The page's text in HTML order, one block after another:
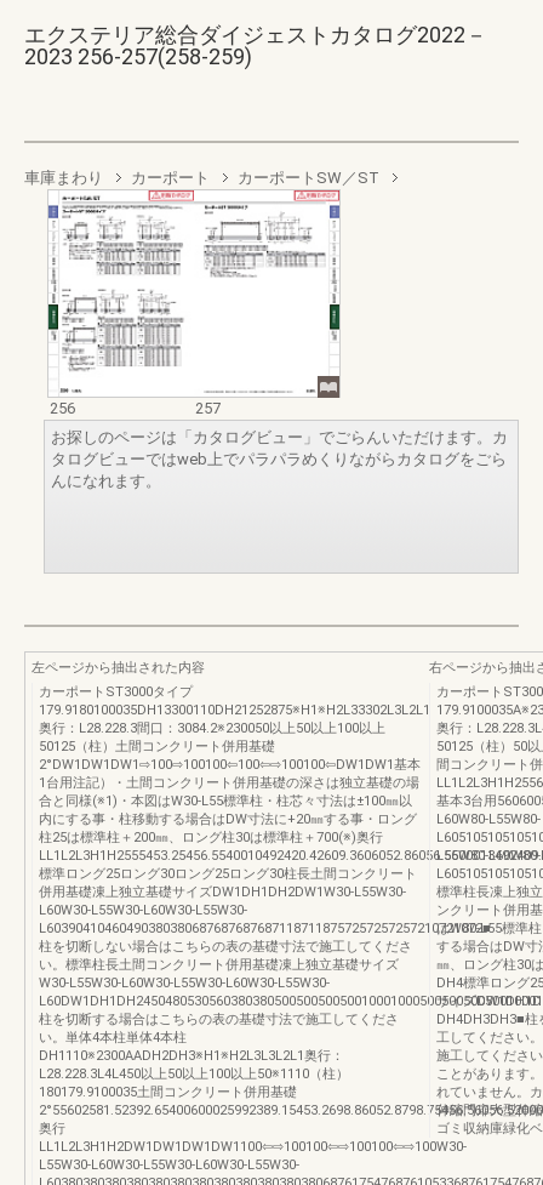
エクステリア総合ダイジェストカタログ2022－
2023 256-257(258-259)
車庫まわり カーポート カーポートSW／ST
256
257
お探しのページは「カタログビュー」でごらんいただけます。カ
タログビューではweb上でパラパラめくりながらカタログをごら
んになれます。
左ページから抽出された内容
カーポートST3000タイプ
179.9180100035DH13300110DH21252875※H1※H2L33302L3L2L1
奥行：L28.228.3間口：3084.2※230050以上50以上100以上
50125（柱）土間コンクリート併用基礎
2°DW1DW1DW1⇨100⇨100100⇦100⇦⇨100100⇦DW1DW1基本
1台用注記）・土間コンクリート併用基礎の深さは独立基礎の場
合と同様(※1)・本図はW30-L55標準柱・柱芯々寸法は±100㎜以
内にする事・柱移動する場合はDW寸法に+20㎜する事・ロング
柱25は標準柱＋200㎜、ロング柱30は標準柱＋700(※)奥行
標準ロング25ロング30ロング25ロング30柱長土間コンクリート
併用基礎凍上独立基礎サイズDW1DH1DH2DW1W30-L55W30-
L60W30-L55W30-L60W30-L55W30-
L603904104604903803806876876876871187118757257257257210721072■
柱を切断しない場合はこちらの表の基礎寸法で施工してくださ
い。標準柱長土間コンクリート併用基礎凍上独立基礎サイズ
W30-L55W30-L60W30-L55W30-L60W30-L55W30-
柱を切断する場合はこちらの表の基礎寸法で施工してくださ
い。単体4本柱単体4本柱
DH1110※2300AADH2DH3※H1※H2L3L3L2L1奥行：
L28.228.3L4L450以上50以上100以上50※1110（柱）
180179.9100035土間コンクリート併用基礎
奥行
LL1L2L3H1H2DW1DW1DW1DW1100⇦⇨100100⇦⇨100100⇦⇨100W30-
L55W30-L60W30-L55W30-L60W30-L55W30-
右ページから抽出
カーポート
奥行：
50125（柱）50
間コンクリート
基本3台用
L60W80-L55W80-
L55W80-
標準柱長凍上独
ンクリート併用
はW80-L55標準
する場合はDW寸
㎜、ロング柱30
DH4標準ロング
サイズ
DH4DH3DH3■柱
工してください
施工してくださ
ことがあります
れていません。
伸縮門扉大型伸
ゴミ収納庫緑化